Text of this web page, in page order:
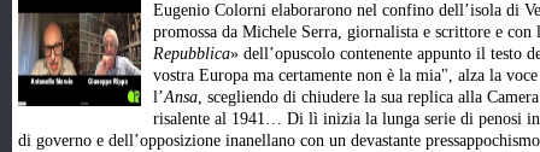
Eugenio Colorni elaborarono nel confino dell’isola di
promossa da Michele Serra, giornalista e scrittore e
Repubblica» dell’opuscolo contenente appunto il testo
vostra Europa ma certamente non è la mia", alza la
l’Ansa, scegliendo di chiudere la sua replica alla
risalente al 1941… Di lì inizia la lunga serie di penosi
di governo e dell’opposizione inanellano con un devastante